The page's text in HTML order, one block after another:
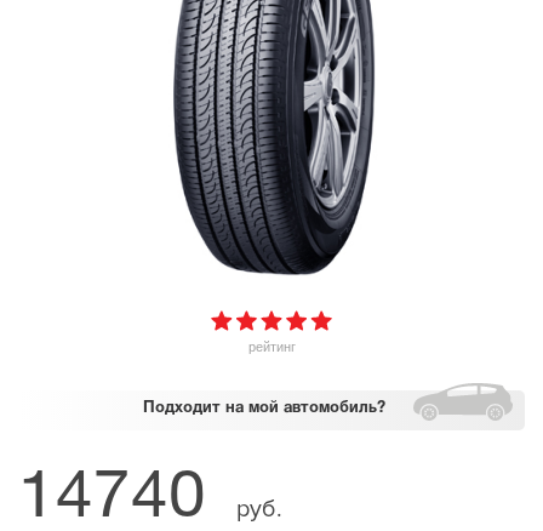
рейтинг
Подходит на мой автомобиль?
14740 руб.